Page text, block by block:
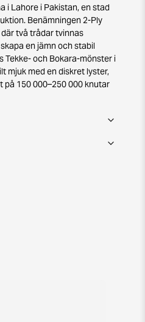
i Lahore i Pakistan, en stad
Benämningen 2-Ply
två trådar tvinnas
en jämn och stabil
Tekke- och Bokara-mönster i
mjuk med en diskret lyster,
150 000–250 000 knutar